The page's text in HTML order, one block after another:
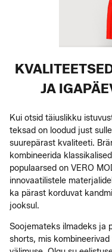
JA
Kui otsid täiuslikku
teksad on loodud just
suurepärast kvaliteeti.
kombineerida
populaarsed on VERO
innovaatilistele
ka pärast korduvat
jooksul.
Soojemateks ilmadeks ja
shorts, mis